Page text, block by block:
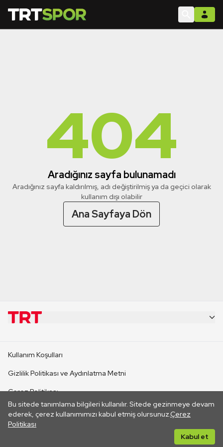
404
Aradığınız sayfa bulunamadı
Aradığınız sayfa kaldırılmış, adı değiştirilmiş ya da geçici olarak
kullanım dışı olabilir
Ana Sayfaya Dön
Bu sitede tanımlama bilgileri kullanılır. Sitede gezinmeye devam
ederek, çerez kullanımımızı kabul etmiş olursunuz.Çerez
Politikası
Kabul et
CANLI YAYINLAR
Kullanım Koşulları
Gizlilik Politikası ve Aydınlatma Metni
Çerez Politikası
İletişim
Her hakkı saklıdır. ©2026 TRT. Bağlantı yoluyla gidilen dış